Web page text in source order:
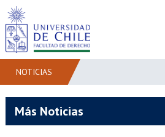
NOTICIAS
Más Noticias